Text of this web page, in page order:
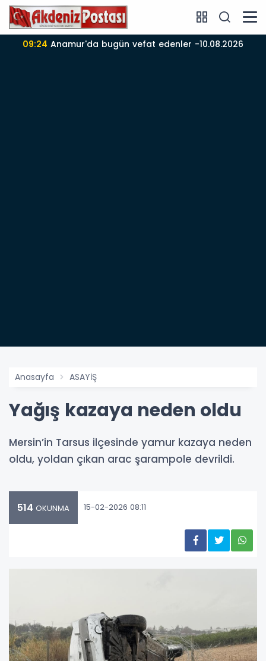
-10.08.2026 09:22 Anamur’da 10-08-2026
Anasayfa ASAYİŞ
Yağış kazaya neden oldu
Mersin’in Tarsus ilçesinde yamur kazaya neden
oldu, yoldan çıkan arac şarampole devrildi.
514 OKUNMA 15-02-2026 08:11